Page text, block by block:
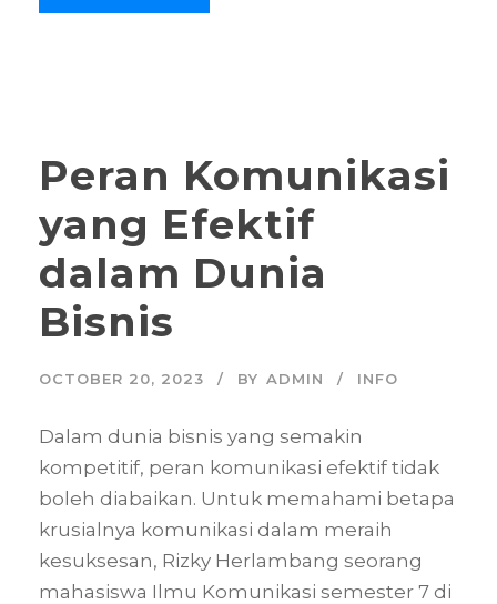
Peran Komunikasi
yang Efektif
dalam Dunia
Bisnis
OCTOBER 20, 2023 BY ADMIN INFO
Dalam dunia bisnis yang semakin
kompetitif, peran komunikasi efektif tidak
boleh diabaikan. Untuk memahami betapa
krusialnya komunikasi dalam meraih
kesuksesan, Rizky Herlambang seorang
mahasiswa Ilmu Komunikasi semester 7 di